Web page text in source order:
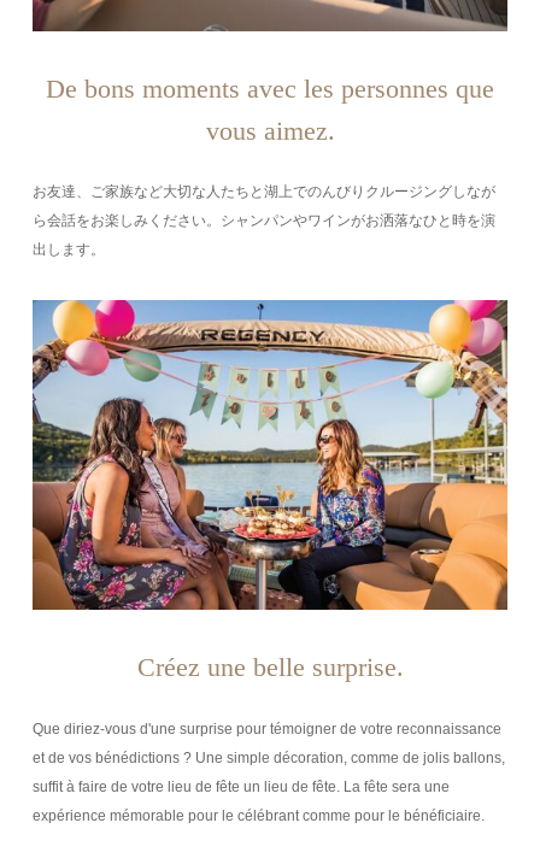
De bons moments avec les personnes que
vous aimez.
お友達、ご家族など大切な人たちと湖上でのんびりクルージングしなが
ら会話をお楽しみください。シャンパンやワインがお洒落なひと時を演
出します。
Créez une belle surprise.
Que diriez-vous d'une surprise pour témoigner de votre reconnaissance
et de vos bénédictions ? Une simple décoration, comme de jolis ballons,
suffit à faire de votre lieu de fête un lieu de fête. La fête sera une
expérience mémorable pour le célébrant comme pour le bénéficiaire.